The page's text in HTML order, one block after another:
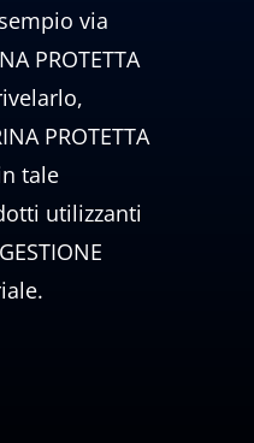
via
PROTETTA
PROTETTA
tale
utilizzanti